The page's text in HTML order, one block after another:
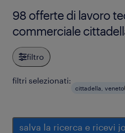
98 offerte di lavoro
commerciale
filtro
filtri selezionati:
cittadella, veneto
salva la ricerca e ricevi